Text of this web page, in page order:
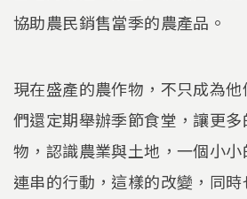
協助農民銷售當季的農產品。
現在盛產的農作物，不只成為
們還定期舉辦季節食堂，讓更
物，認識農業與土地，一個小
連串的行動，這樣的改變，同